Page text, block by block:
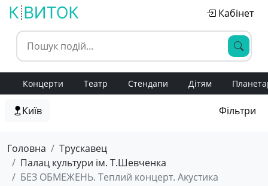
Кабінет
Концерти Театр Стендапи Дітям
Київ Фільтри
Головна
Трускавец
Палац культури ім. Т.Шевченка
БЕЗ ОБМЕЖЕНЬ. Теплий концерт. Акустика